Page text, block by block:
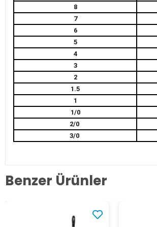
8
7
6
5
4
3
2
1.5
1
1/0
2/0
3/0
Benzer Ürünler